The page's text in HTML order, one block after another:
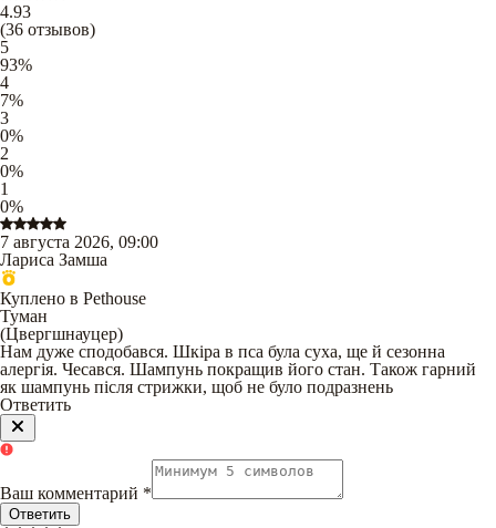
4.93
(36 отзывов)
5
93%
4
7%
3
0%
2
0%
1
0%
7 августа 2026, 09:00
Лариса Замша
Куплено в Pethouse
Туман
(Цвергшнауцер)
Нам дуже сподобався. Шкіра в пса була суха, ще й сезонна
алергія. Чесався. Шампунь покращив його стан. Також гарний
як шампунь після стрижки, щоб не було подразнень
Ответить
Ваш комментарий *
Ответить